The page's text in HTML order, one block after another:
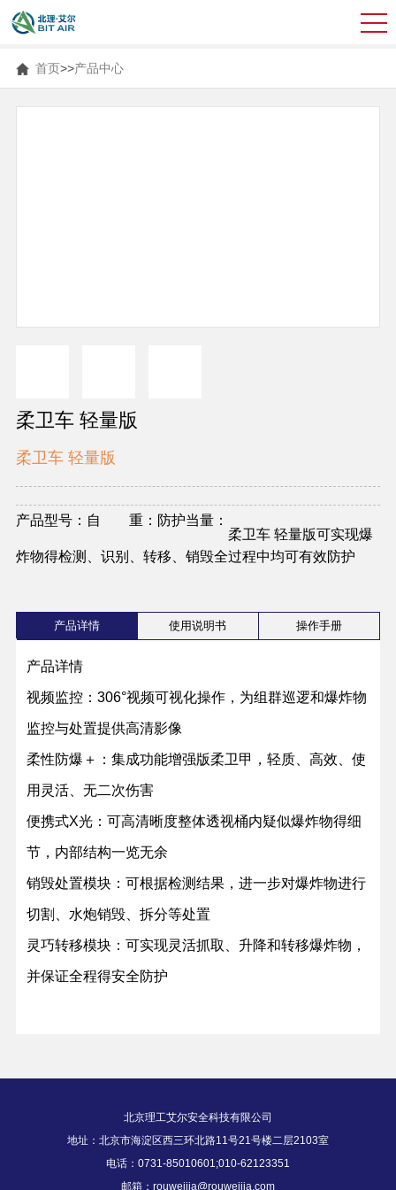
首页>>产品中心
柔卫车 轻量版
柔卫车 轻量版
产品型号： 自 重： 防护当量：
柔卫车 轻量版可实现爆
炸物得检测、识别、转移、销毁全过程中均可有效防护
产品详情 使用说明书 操作手册
产品详情
视频监控：306°视频可视化操作，为组群巡逻和爆炸物
监控与处置提供高清影像
柔性防爆＋：集成功能增强版柔卫甲，轻质、高效、使
用灵活、无二次伤害
便携式X光：可高清晰度整体透视桶内疑似爆炸物得细
节，内部结构一览无余
销毁处置模块：可根据检测结果，进一步对爆炸物进行
切割、水炮销毁、拆分等处置
灵巧转移模块：可实现灵活抓取、升降和转移爆炸物，
并保证全程得安全防护
北京理工艾尔安全科技有限公司
地址：北京市海淀区西三环北路11号21号楼二层2103室
电话：0731-85010601;010-62123351
邮箱：rouweijia@rouweijia.com